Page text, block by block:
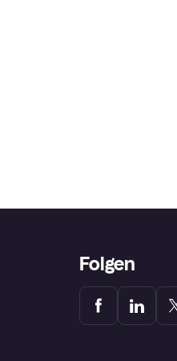
Folgen